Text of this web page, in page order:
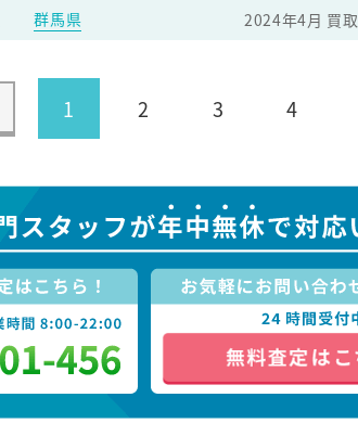
群馬県 2024年4月 買取
1 2 3 4